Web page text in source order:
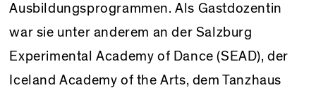
Ausbildungsprogrammen. Als Gastdozentin
war sie unter anderem an der Salzburg
Experimental Academy of Dance (SEAD), der
Iceland Academy of the Arts, dem Tanzhaus